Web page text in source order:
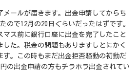
メールが届きます。出金申請してからち
ので12月の20日ぐらいだったはずです。
マス前に銀行口座に出金を完了したこと
した。税金の問題もありますしとにかく
す。この時もまだ出金拒否騒動の初動だ
の出金申請の方もチラホラ出金されてい